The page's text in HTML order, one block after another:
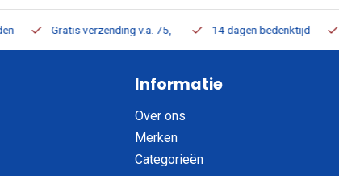
14 dagen bedenktijd 100% direct uit voorraad leverbaar
Informatie
Over ons
Merken
Categorieën